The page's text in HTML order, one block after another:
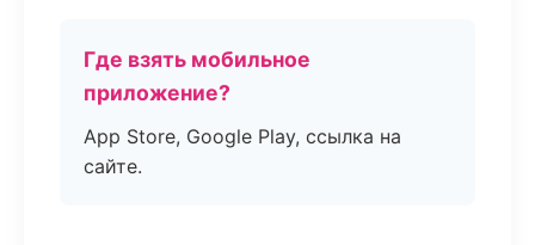
Где взять мобильное
приложение?
App Store, Google Play, ссылка на
сайте.